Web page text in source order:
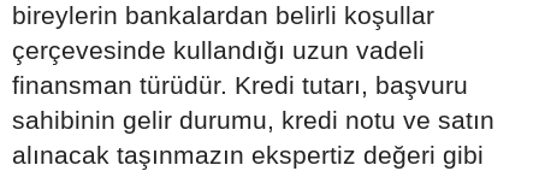
bireylerin bankalardan belirli koşullar
çerçevesinde kullandığı uzun vadeli
finansman türüdür. Kredi tutarı, başvuru
sahibinin gelir durumu, kredi notu ve satın
alınacak taşınmazın ekspertiz değeri gibi